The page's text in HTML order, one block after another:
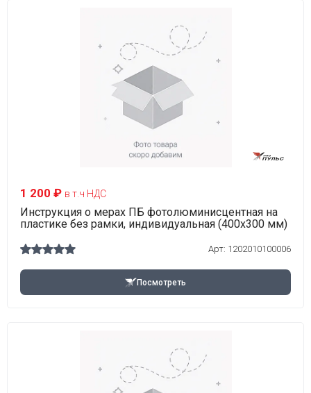
1 200 ₽ в т.ч НДС
Инструкция о мерах ПБ фотолюминисцентная на
пластике без рамки, индивидуальная (400х300 мм)
Арт: 1202010100006
Посмотреть